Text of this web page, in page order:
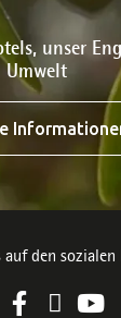
unser
Umwelt
auf den sozialen